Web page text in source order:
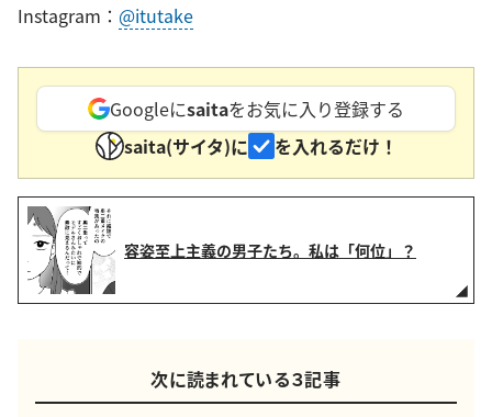
Instagram： @itutake
Googleにsaitaをお気に入り登録する
saita(サイタ)に
を入れるだけ！
容姿至上主義の男子たち。私は「何位」？
次に読まれている３記事